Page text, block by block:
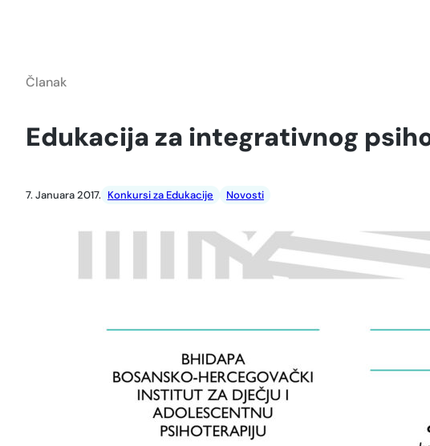
Članak
Edukacija za integrativnog
7. Januara 2017. Konkursi za Edukacije Novosti